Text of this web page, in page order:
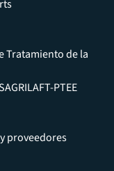
Tratamiento de la
PTEE
proveedores